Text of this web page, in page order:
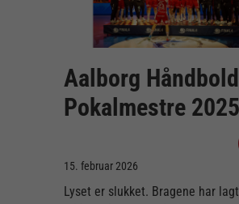
Aalborg
Pokalmestre 2025
15. februar 2026
Lyset er slukket. Bragene har